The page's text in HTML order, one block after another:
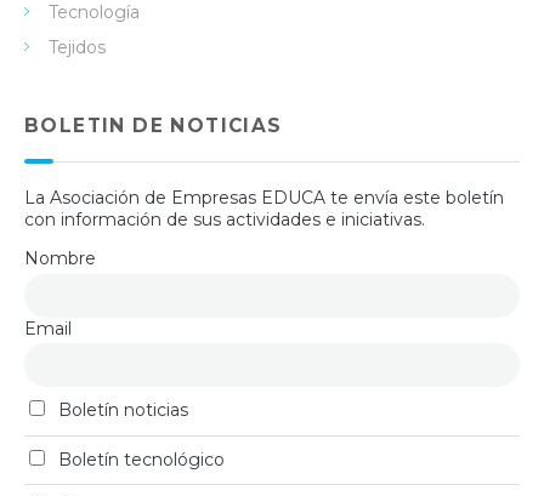
Tecnología
Tejidos
BOLETIN DE NOTICIAS
La Asociación de Empresas EDUCA te envía este boletín
con información de sus actividades e iniciativas.
Nombre
Email
Boletín noticias
Boletín tecnológico